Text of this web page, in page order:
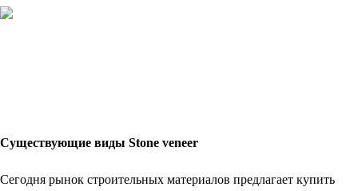
Существующие виды Stone veneer
Сегодня рынок строительных материалов предлагает купить